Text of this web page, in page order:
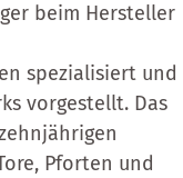
beim Hersteller
spezialisiert und
vorgestellt. Das
Pforten und